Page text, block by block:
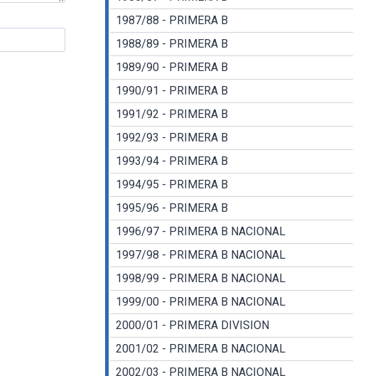
1987/88 - PRIMERA B
1988/89 - PRIMERA B
1989/90 - PRIMERA B
1990/91 - PRIMERA B
1991/92 - PRIMERA B
1992/93 - PRIMERA B
1993/94 - PRIMERA B
1994/95 - PRIMERA B
1995/96 - PRIMERA B
1996/97 - PRIMERA B NACIONAL
1997/98 - PRIMERA B NACIONAL
1998/99 - PRIMERA B NACIONAL
1999/00 - PRIMERA B NACIONAL
2000/01 - PRIMERA DIVISION
2001/02 - PRIMERA B NACIONAL
2002/03 - PRIMERA B NACIONAL